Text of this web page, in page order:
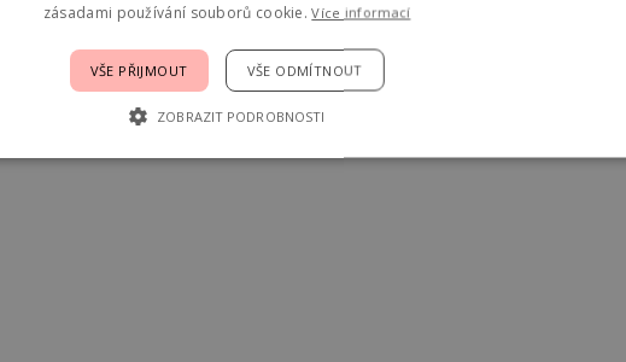
zásadami používání souborů cookie.Více informací
VŠE PŘIJMOUT VŠE ODMÍTNOUT
ZOBRAZIT PODROBNOSTI